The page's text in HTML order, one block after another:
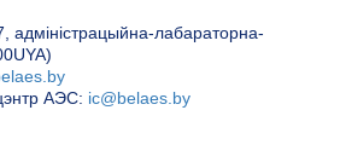
адміністрацыйна-лабараторна-
АЭС: ic@belaes.by